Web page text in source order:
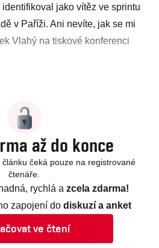
jako vítěz ve sprintu
v Paříži. Ani nevíte, jak se mi
Vlahý na tiskové konferenci
až do konce
čeká pouze na registrované
čtenáře.
rychlá a zcela zdarma!
zapojení do diskuzí a anket
ve čtení